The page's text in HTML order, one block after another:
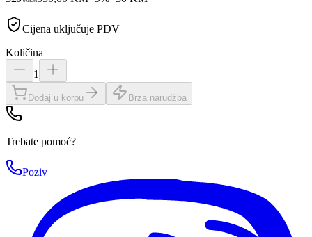
Cijena uključuje PDV
Količina
1
Dodaj u korpu Brza narudžba
Trebate pomoć?
Poziv